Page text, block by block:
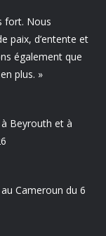
fort. Nous
paix, d’entente et
également que
plus. »
Beyrouth et à
Cameroun du 6